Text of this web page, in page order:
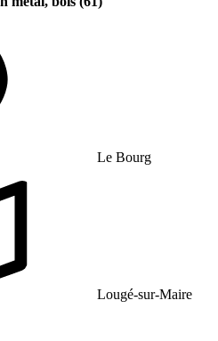
Le Bourg
Lougé-sur-Maire